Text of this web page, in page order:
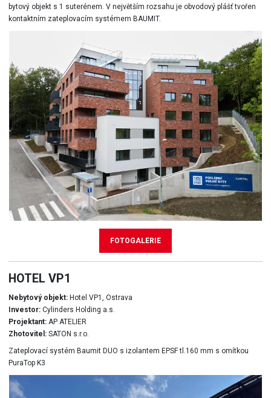
FOTOGALERIE
bytový objekt s 1 suterénem. V největším rozsahu je obvodový plášť tvořen
kontaktním zateplovacím systémem BAUMIT.
HOTEL VP1
Nebytový objekt:Hotel VP1, Ostrava
Investor:Cylinders Holding a.s.
Projektant:AP ATELIER
Zhotovitel:SATON s.r.o.
Zateplovací systém Baumit DUO s izolantem EPSF tl.160 mm s omítkou
PuraTop K3